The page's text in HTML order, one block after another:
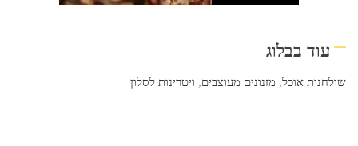
עוד בבלוג
שולחנות אוכל, מזנונים מעוצבים, ויטרינות לסלון